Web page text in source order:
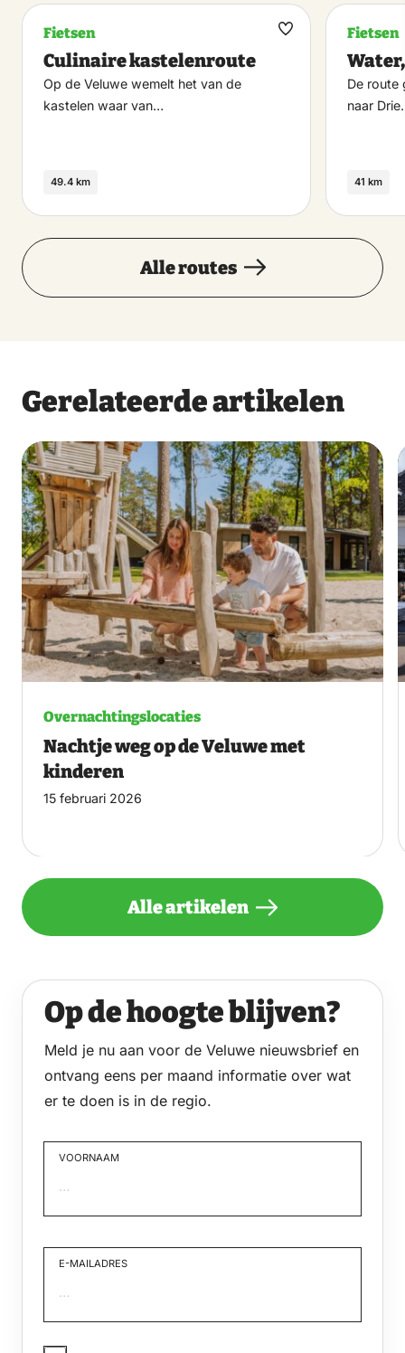
Fietsen
Culinaire kastelenroute
Op de Veluwe wemelt het van de
kastelen waar van…
49.4 km
Maak
Fietsen
De route
naar
41 km
Alle routes
Gerelateerde artikelen
Overnachtingslocaties
Nachtje weg op de Veluwe met
kinderen
15 februari 2026
Alle artikelen
Op de hoogte blijven?
Meld je nu aan voor de Veluwe nieuwsbrief en
ontvang eens per maand informatie over wat
er te doen is in de regio.
VOORNAAM
E-MAILADRES
JA,